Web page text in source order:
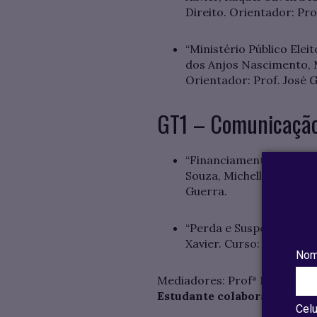
Direito. Orientador:
“Ministério Público
dos Anjos Nascimento,
Orientador: Prof. José
GT1 –
“Financiamento
Souza, Michelle Lins,
Guerra.
“Perda e Suspensão
Xavier. Curso: Direito.
Mediadores: Profª Izabella
Estudante colaboradora: